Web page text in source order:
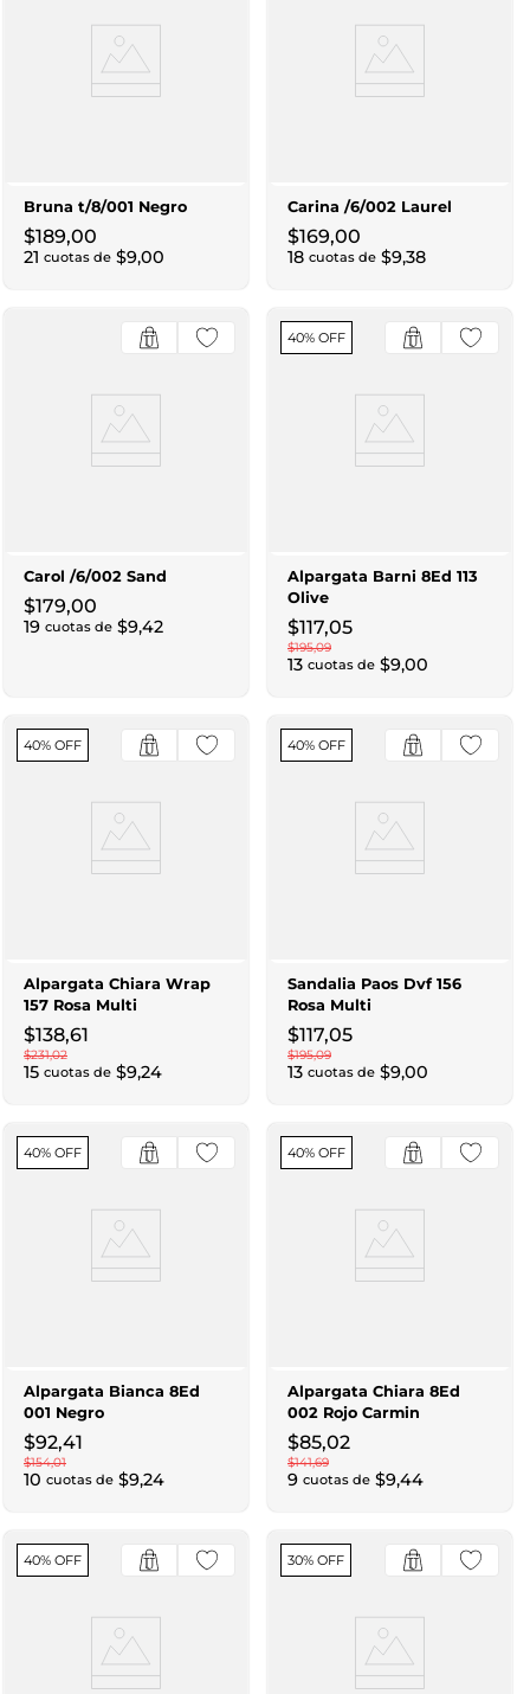
Bruna t/8/001 Negro
$189,00
21 cuotas de $9,00
Carina /6/002 Laurel
$169,00
18 cuotas de $9,38
Carol /6/002 Sand
$179,00
19 cuotas de $9,42
40% OFF
Alpargata Barni 8Ed 113
Olive
$117,05
$195,09
13 cuotas de $9,00
40% OFF
Alpargata Chiara Wrap
157 Rosa Multi
$138,61
$231,02
15 cuotas de $9,24
40% OFF
Sandalia Paos Dvf 156
Rosa Multi
$117,05
$195,09
13 cuotas de $9,00
40% OFF
Alpargata Bianca 8Ed
001 Negro
$92,41
$154,01
10 cuotas de $9,24
40% OFF
Alpargata Chiara 8Ed
002 Rojo Carmin
$85,02
$141,69
9 cuotas de $9,44
40% OFF 30% OFF